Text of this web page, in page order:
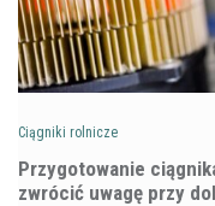
Ciągniki rolnicze
Przygotowanie
zwrócić uwagę przy